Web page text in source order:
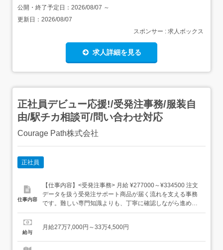
公開・終了予定日： 2026/08/07 ～
更新日： 2026/08/07
スポンサー : 求人ボックス
求人詳細を見る
正社員デビュー応援!/受発注事務/服装自
由/駅チカ相談可/問い合わせ対応
Courage Path株式会社
正社員
仕事内容
【仕事内容】<受発注事務> 月給 ¥277000～¥334500 注文
データを扱う受発注サポート商品が届く流れを支える事務
です。難しい専門知識よりも、丁寧に確認しながら進める
姿勢を大切にしています。<仕事内容> 注文内容の入力 納
アルあり PC入力から少しずつスタート 20代・30代の未経
給与
月給27万7,000円～33万4,500円